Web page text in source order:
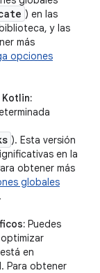
) en las
y las
más
opciones
). Esta versión
en la
obtener más
globales
.
Puedes
en
Para obtener